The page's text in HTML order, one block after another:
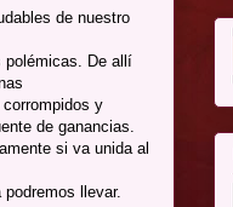
de nuestro
polémicas. De allí
y
de ganancias.
si va unida al
llevar.